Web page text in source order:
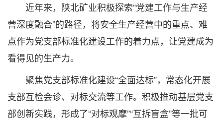
近年来，陕北矿业积极探索“党建工作与生产经
营深度融合”的路径，将安全生产经营中的重点、难
点作为党支部标准化建设工作的着力点，让党建成为
看得见的生产力。
聚焦党支部标准化建设“全面达标”，常态化开展
支部互检会诊、对标交流等工作。积极推动基层党支
部创新实践，形成了“对标观摩”“互拆盲盒”等一批可